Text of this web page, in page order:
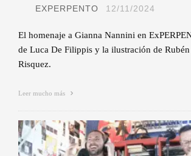
EXPERPENTO 12/11/2024
El homenaje a Gianna Nannini en
de Luca De Filippis y la ilustración de
Risquez.
Leer mucho más